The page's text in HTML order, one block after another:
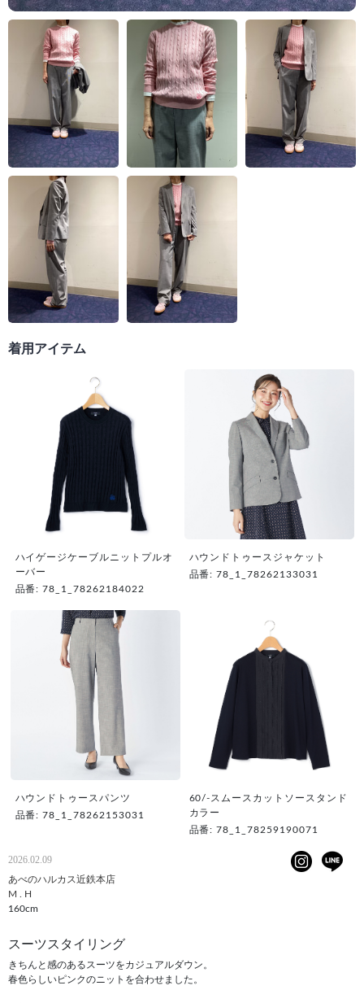
着用アイテム
ハイゲージケーブルニットプルオ
ーバー
品番: 78_1_78262184022
ハウンドトゥースジャケット
品番: 78_1_78262133031
ハウンドトゥースパンツ
品番: 78_1_78262153031
60/-スムースカットソースタンド
カラー
品番: 78_1_78259190071
2026.02.09
あべのハルカス近鉄本店
M . H
160cm
スーツスタイリング
きちんと感のあるスーツをカジュアルダウン。
春色らしいピンクのニットを合わせました。